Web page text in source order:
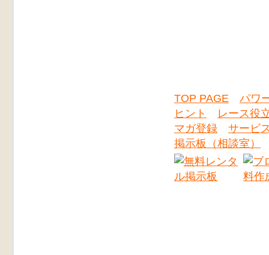
TOP PAGE
パワ
ヒント
レース役
マガ登録
サービ
掲示板（相談室）